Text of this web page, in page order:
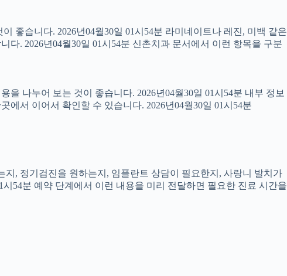
좋습니다. 2026년04월30일 01시54분 라미네이트나 레진, 미백 같은
. 2026년04월30일 01시54분 신촌치과 문서에서 이런 항목을 구분
을 나누어 보는 것이 좋습니다. 2026년04월30일 01시54분 내부 정보
서 이어서 확인할 수 있습니다. 2026년04월30일 01시54분
, 정기검진을 원하는지, 임플란트 상담이 필요한지, 사랑니 발치가
54분 예약 단계에서 이런 내용을 미리 전달하면 필요한 진료 시간을